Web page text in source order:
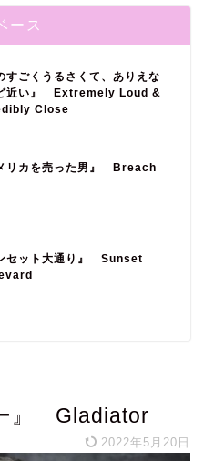
ース
すごくうるさくて、ありえな
近い』 Extremely Loud &
Close
リカを売った男』 Breach
セット大通り』 Sunset
』 Gladiator
2022年5月20日